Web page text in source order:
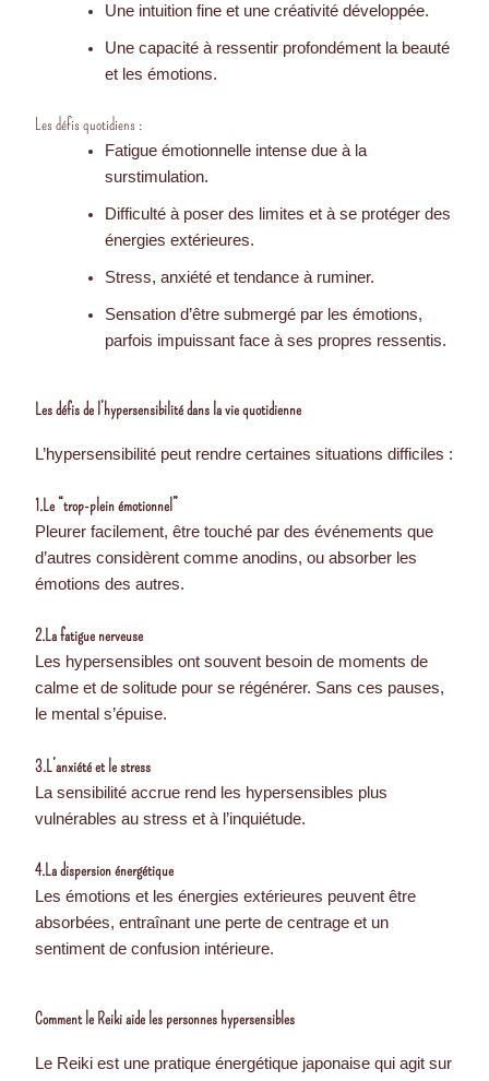
Une intuition fine et une créativité développée.
Une capacité à ressentir profondément la beauté
et les émotions.
Les défis quotidiens :
Fatigue émotionnelle intense due à la
surstimulation.
Difficulté à poser des limites et à se protéger des
énergies extérieures.
Stress, anxiété et tendance à ruminer.
Sensation d’être submergé par les émotions,
parfois impuissant face à ses propres ressentis.
Les défis de l’hypersensibilité dans la vie quotidienne
L’hypersensibilité peut rendre certaines situations difficiles :
1.Le “trop-plein émotionnel”
Pleurer facilement, être touché par des événements que
d’autres considèrent comme anodins, ou absorber les
émotions des autres.
2.La fatigue nerveuse
Les hypersensibles ont souvent besoin de moments de
calme et de solitude pour se régénérer. Sans ces pauses,
le mental s’épuise.
3.L’anxiété et le stress
La sensibilité accrue rend les hypersensibles plus
vulnérables au stress et à l’inquiétude.
4.La dispersion énergétique
Les émotions et les énergies extérieures peuvent être
absorbées, entraînant une perte de centrage et un
sentiment de confusion intérieure.
Comment le Reiki aide les personnes hypersensibles
Le Reiki est une pratique énergétique japonaise qui agit sur